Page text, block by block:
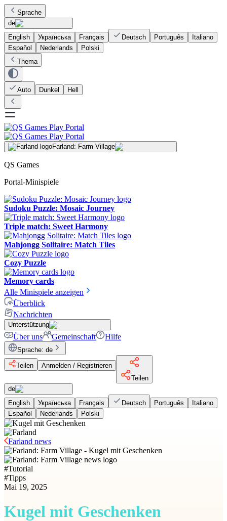
Sprache
de
English
Українська Français Deutsch Português
Italiano
Español
Nederlands
Polski
Thema
Auto Dunkel Hell
Farland: Farm Village
QS Games
Portal-Minispiele
Sudoku Puzzle: Mosaic Journey
Triple match: Sweet Harmony
Mahjongg Solitaire: Match Tiles
Cozy Puzzle
Memory cards
Alle Minispiele anzeigen
Überblick
Nachrichten
Unterstützung
Über uns Gemeinschaft Hilfe
Sprache: de
Teilen
Anmelden / Registrieren
Teilen
de
English
Українська Français Deutsch Português
Italiano
Español
Nederlands Polski
Farland news
#Tutorial
#Tipps
Mai 19, 2025
Kugel mit Geschenken